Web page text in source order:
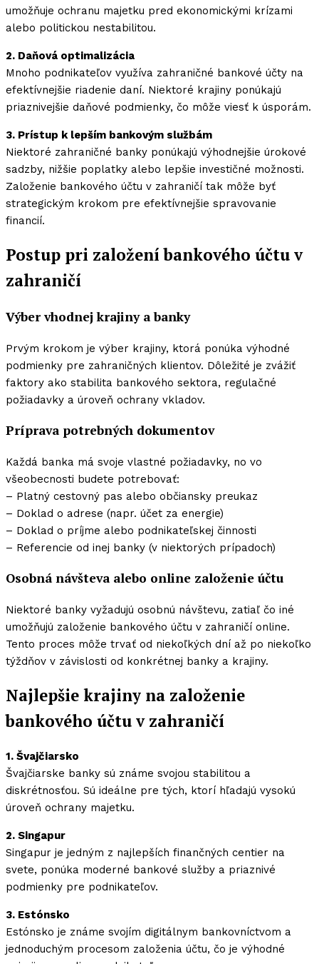
umožňuje ochranu majetku pred ekonomickými krízami
alebo politickou nestabilitou.
2. Daňová optimalizácia
Mnoho podnikateľov využíva zahraničné bankové účty na
efektívnejšie riadenie daní. Niektoré krajiny ponúkajú
priaznivejšie daňové podmienky, čo môže viesť k úsporám.
3. Prístup k lepším bankovým službám
Niektoré zahraničné banky ponúkajú výhodnejšie úrokové
sadzby, nižšie poplatky alebo lepšie investičné možnosti.
Založenie bankového účtu v zahraničí tak môže byť
strategickým krokom pre efektívnejšie spravovanie
financií.
Postup pri založení bankového účtu v
zahraničí
Výber vhodnej krajiny a banky
Prvým krokom je výber krajiny, ktorá ponúka výhodné
podmienky pre zahraničných klientov. Dôležité je zvážiť
faktory ako stabilita bankového sektora, regulačné
požiadavky a úroveň ochrany vkladov.
Príprava potrebných dokumentov
Každá banka má svoje vlastné požiadavky, no vo
všeobecnosti budete potrebovať:
– Platný cestovný pas alebo občiansky preukaz
– Doklad o adrese (napr. účet za energie)
– Doklad o príjme alebo podnikateľskej činnosti
– Referencie od inej banky (v niektorých prípadoch)
Osobná návšteva alebo online založenie účtu
Niektoré banky vyžadujú osobnú návštevu, zatiaľ čo iné
umožňujú založenie bankového účtu v zahraničí online.
Tento proces môže trvať od niekoľkých dní až po niekoľko
týždňov v závislosti od konkrétnej banky a krajiny.
Najlepšie krajiny na založenie
bankového účtu v zahraničí
1. Švajčiarsko
Švajčiarske banky sú známe svojou stabilitou a
diskrétnosťou. Sú ideálne pre tých, ktorí hľadajú vysokú
úroveň ochrany majetku.
2. Singapur
Singapur je jedným z najlepších finančných centier na
svete, ponúka moderné bankové služby a priaznivé
podmienky pre podnikateľov.
3. Estónsko
Estónsko je známe svojím digitálnym bankovníctvom a
jednoduchým procesom založenia účtu, čo je výhodné